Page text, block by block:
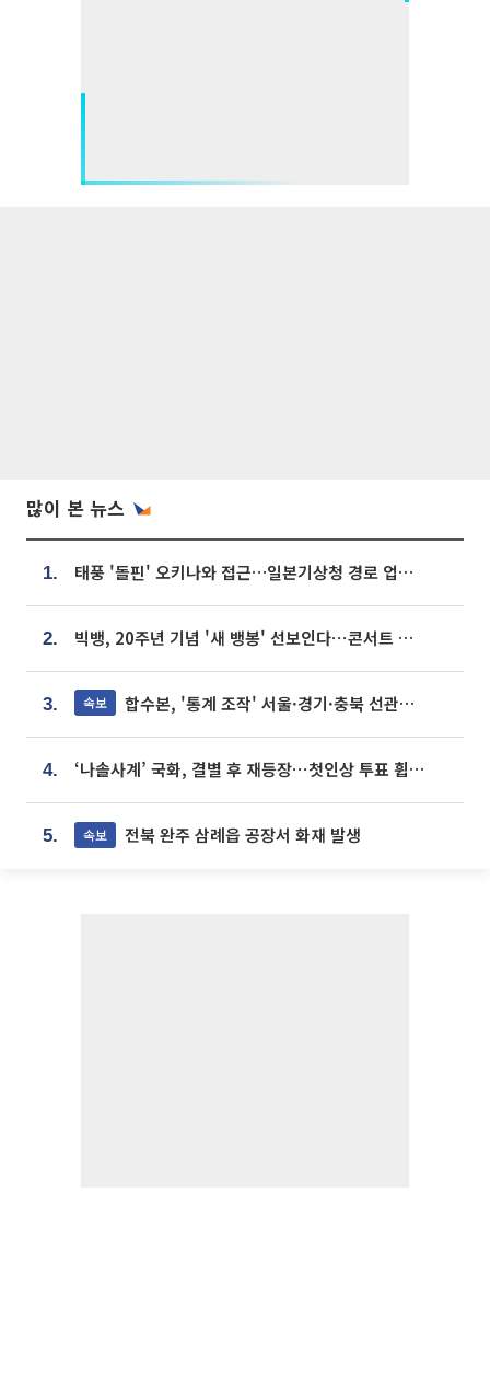
많이 본 뉴스
1. 태풍 '돌핀' 오키나와 접근…일본기상청 경로 업데이트
2. 빅뱅, 20주년 기념 '새 뱅봉' 선보인다⋯콘서트 앞두고 팝업 개최
3. 속보 합수본, '통계 조작' 서울·경기·충북 선관위 등 추가 압수수색
4. ‘나솔사계’ 국화, 결별 후 재등장⋯첫인상 투표 휩쓸고 ‘인기녀’ 등극
5. 속보 전북 완주 삼례읍 공장서 화재 발생